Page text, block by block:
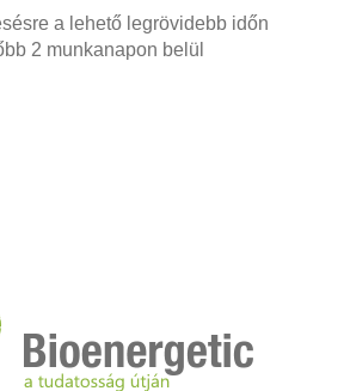
a lehető legrövidebb időn
2 munkanapon belül